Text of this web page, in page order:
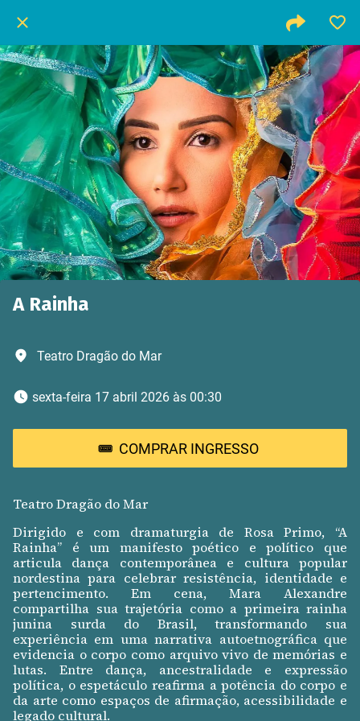
A Rainha
Teatro Dragão do Mar
sexta-feira 17 abril 2026 às 00:30
COMPRAR INGRESSO
Teatro Dragão do Mar
Dirigido e com dramaturgia de Rosa Primo, “A
Rainha” é um manifesto poético e político que
articula dança contemporânea e cultura popular
nordestina para celebrar resistência, identidade e
pertencimento. Em cena, Mara Alexandre
compartilha sua trajetória como a primeira rainha
junina surda do Brasil, transformando sua
experiência em uma narrativa autoetnográfica que
evidencia o corpo como arquivo vivo de memórias e
lutas. Entre dança, ancestralidade e expressão
política, o espetáculo reafirma a potência do corpo e
da arte como espaços de afirmação, acessibilidade e
legado cultural.